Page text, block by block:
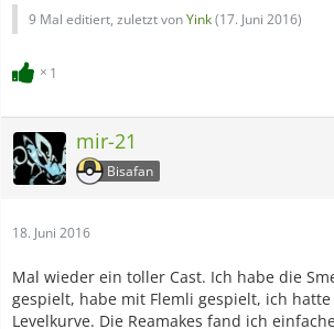
9 Mal editiert, zuletzt vonYink(17. Juni 2016)
1
mir-21
Bisafan
18. Juni 2016
Mal wieder ein toller Cast. Ich habe die
gespielt, habe mit Flemli gespielt, ich
Levelkurve. Die Reamakes fand ich